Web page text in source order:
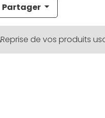
Partager
Reprise de vos produits